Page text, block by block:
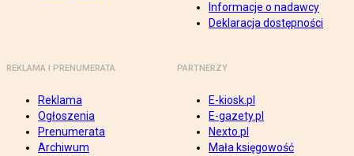
Informacje o nadawcy
Deklaracja dostępności
REKLAMA I PRENUMERATA
Reklama
Ogłoszenia
Prenumerata
Archiwum
PARTNERZY
E-kiosk.pl
E-gazety.pl
Nexto.pl
Mała księgowość